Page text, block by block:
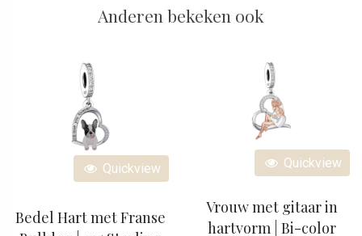
Anderen bekeken ook
Quickview
Bedel Hart met Franse
Quickview
Vrouw met gitaar in
hartvorm | Bi-color